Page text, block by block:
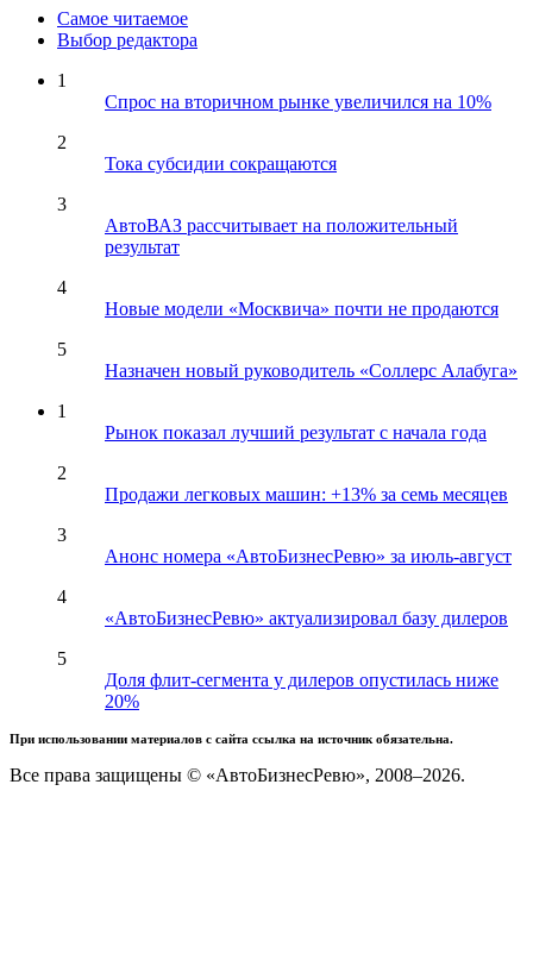
Самое читаемое
Выбор редактора
1
Спрос на вторичном рынке увеличился на 10%
2
Тока субсидии сокращаются
3
АвтоВАЗ рассчитывает на положительный
результат
4
Новые модели «Москвича» почти не продаются
5
Назначен новый руководитель «Соллерс Алабуга»
1
Рынок показал лучший результат с начала года
2
Продажи легковых машин: +13% за семь месяцев
3
Анонс номера «АвтоБизнесРевю» за июль-август
4
«АвтоБизнесРевю» актуализировал базу дилеров
5
Доля флит-сегмента у дилеров опустилась ниже
20%
При использовании материалов с сайта ссылка на источник обязательна.
Все права защищены © «АвтоБизнесРевю», 2008–2026.